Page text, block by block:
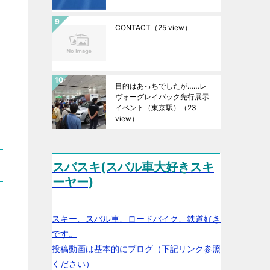
CONTACT （25 view）
目的はあっちでしたが……レ
ヴォーグレイバック先行展示
イベント（東京駅）
（23
view）
スバスキ(スバル車大好きスキ
ーヤー)
スキー、スバル車、ロードバイク、鉄道好き
です。
投稿動画は基本的にブログ（下記リンク参照
ください）